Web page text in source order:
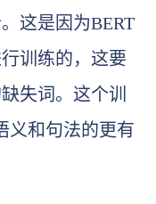
这是因为BERT
训练的，这要
失词。这个训
义和句法的更有